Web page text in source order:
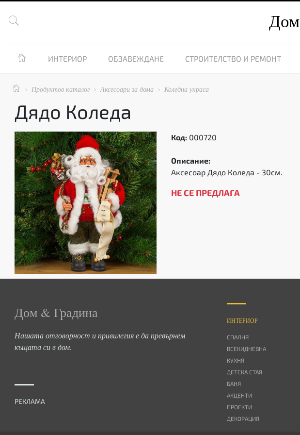
 Дом
 ИНТЕРИОР ОБЗАВЕЖДАНЕ СТРОИТЕЛСТВО И РЕМОНТ
  Продуктов каталог  Аксесоари за дома  Коледна украса
Дядо Коледа
Код: 000720
Описание:
Аксесоар Дядо Коледа - 30см.
НЕ СЕ ПРЕДЛАГА
Дом & Градина
Нашата отговорност и привилегия е да превърнем
къщата си в дом.
РЕКЛАМА
ИНТЕРИОР
СПАЛНЯ
ВСЕКИДНЕВНА
КУХНЯ
ДЕТСКА СТАЯ
БАНЯ
АКЦЕНТИ
ПРОЕКТИ
ДЕКОРАЦИЯ